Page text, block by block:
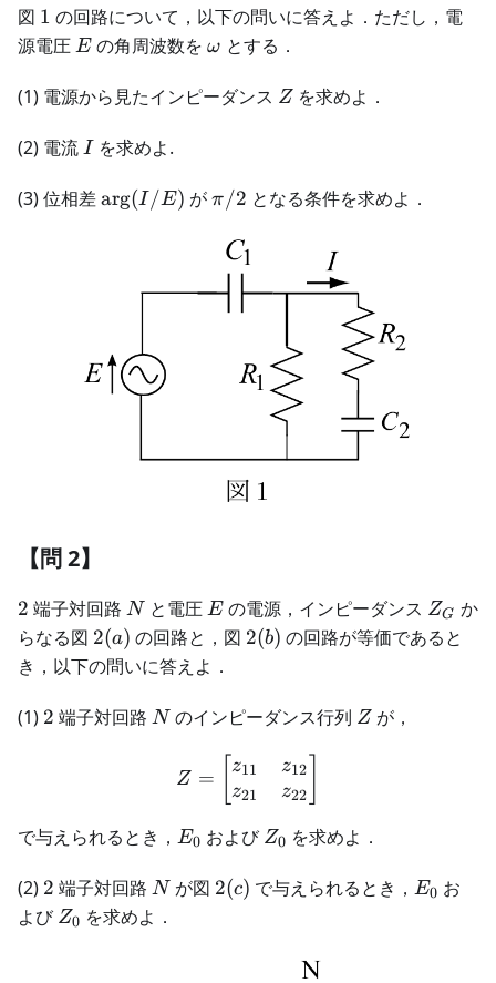
図 1
1 の回路について，以下の問いに答えよ．ただし，電
源電圧 E
E の角周波数を\omega
ω とする．
(1) 電源から見たインピーダンス Z
Z を求めよ．
(2) 電流 I
Iを求めよ.
(3) 位相差\arg(I/E)
arg(I/E) が\pi/2
π/2 となる条件を求めよ．
【問 2】
2
2 端子対回路 N
N と電圧E
E の電源，インピーダンス Z_G
ZG か
らなる図 2(a)
2(a) の回路と，図 2(b)
2(b) の回路が等価であると
き，以下の問いに答えよ．
(1) 2
2 端子対回路 N
N のインピーダンス行列 Z
Z が，
Z = \begin{bmatrix}
Z = z11
z21
z12
z22
で与えられるとき， E_0
E0 および Z_0
Z0 を求めよ．
(2) 2
2 端子対回路 N
N が図 2(c)
2(c) で与えられるとき，E_0
E0 お
よび Z_0
Z0 を求めよ．